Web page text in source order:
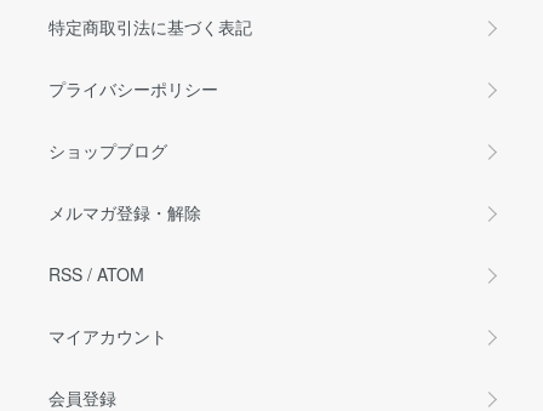
特定商取引法に基づく表記
プライバシーポリシー
ショップブログ
メルマガ登録・解除
RSS / ATOM
マイアカウント
会員登録